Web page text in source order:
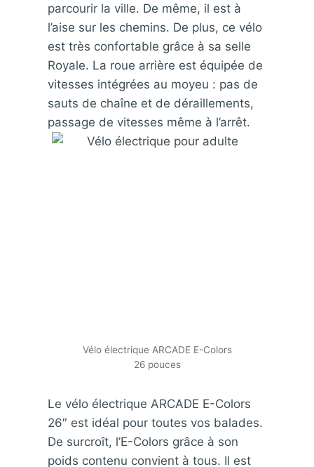
parcourir la ville. De même, il est à
l’aise sur les chemins. De plus, ce vélo
est très confortable grâce à sa selle
Royale. La roue arrière est équipée de
vitesses intégrées au moyeu : pas de
sauts de chaîne et de déraillements,
passage de vitesses même à l’arrêt.
Vélo électrique ARCADE E-Colors
26 pouces
Le vélo électrique ARCADE E-Colors
26″ est idéal pour toutes vos balades.
De surcroît, l’E-Colors grâce à son
poids contenu convient à tous. Il est